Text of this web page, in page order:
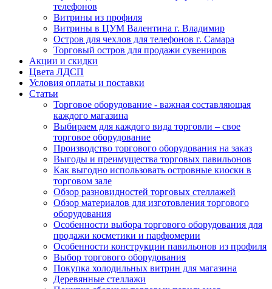
телефонов
Витрины из профиля
Витрины в ЦУМ Валентина г. Владимир
Остров для чехлов для телефонов г. Самара
Торговый остров для продажи сувениров
Акции и скидки
Цвета ЛДСП
Условия оплаты и поставки
Статьи
Торговое оборудование - важная составляющая
каждого магазина
Выбираем для каждого вида торговли – свое
торговое оборудование
Производство торгового оборудования на заказ
Выгоды и преимущества торговых павильонов
Как выгодно использовать островные киоски в
торговом зале
Обзор разновидностей торговых стеллажей
Обзор материалов для изготовления торгового
оборудования
Особенности выбора торгового оборудования для
продажи косметики и парфюмерии
Особенности конструкции павильонов из профиля
Выбор торгового оборудования
Покупка холодильных витрин для магазина
Деревянные стеллажи